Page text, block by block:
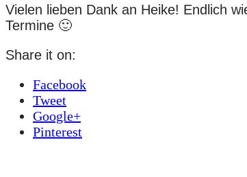
Vielen lieben Dank an Heike! Endlich
Termine 🙂
Share it on:
Facebook
Tweet
Google+
Pinterest